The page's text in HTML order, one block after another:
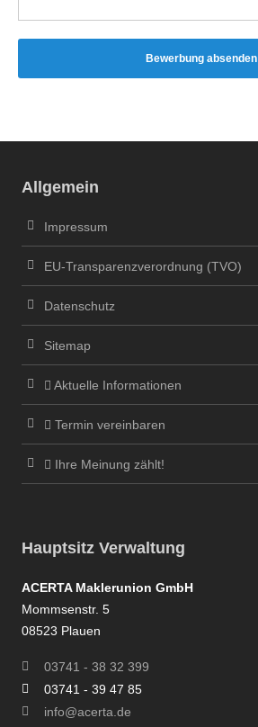
Bewerbung absenden
Allgemein
Impressum
EU-Transparenzverordnung (TVO)
Datenschutz
Sitemap
Aktuelle Informationen
Termin vereinbaren
Ihre Meinung zählt!
Hauptsitz Verwaltung
ACERTA Maklerunion GmbH
Mommsenstr. 5
08523 Plauen
03741 - 38 32 399
03741 - 39 47 85
info@acerta.de